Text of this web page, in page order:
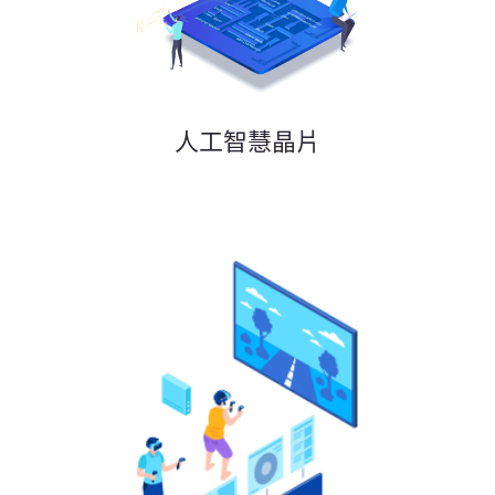
人工智慧晶片